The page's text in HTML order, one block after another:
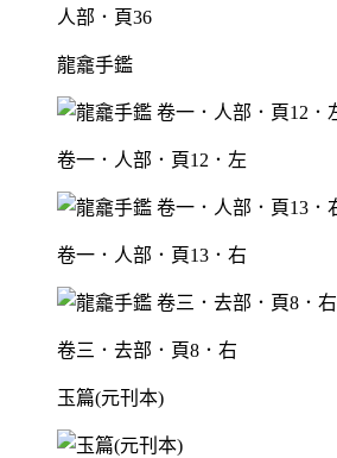
人部．頁36
龍龕手鑑
卷一．人部．頁12．左
卷一．人部．頁13．右
卷三．去部．頁8．右
玉篇(元刊本)